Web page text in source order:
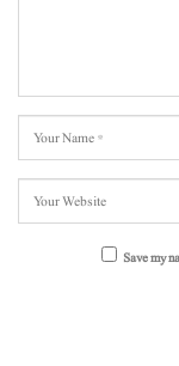
Save my